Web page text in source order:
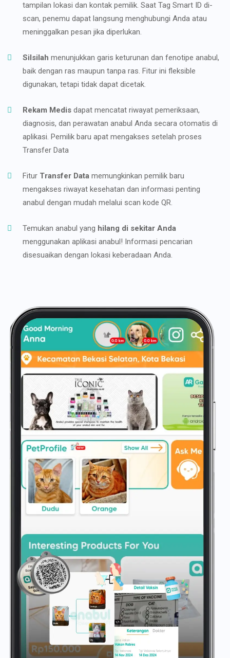
tampilan lokasi dan kontak pemilik. Saat Tag Smart ID di-
scan, penemu dapat langsung menghubungi Anda atau
meninggalkan pesan jika diperlukan.
Silsilah menunjukkan garis keturunan dan fenotipe anabul,
baik dengan ras maupun tanpa ras. Fitur ini fleksible
digunakan, tetapi tidak dapat dicetak.
Rekam Medis dapat mencatat riwayat pemeriksaan,
diagnosis, dan perawatan anabul Anda secara otomatis di
aplikasi. Pemilik baru apat mengakses setelah proses
Transfer Data
Fitur Transfer Data memungkinkan pemilik baru
mengakses riwayat kesehatan dan informasi penting
anabul dengan mudah melalui scan kode QR.
Temukan anabul yang hilang di sekitar Anda
menggunakan aplikasi anabul! Informasi pencarian
disesuaikan dengan lokasi keberadaan Anda.